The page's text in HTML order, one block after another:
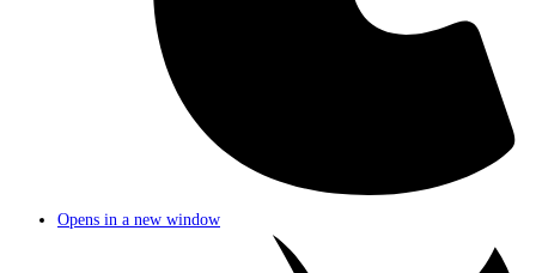
Opens in a new window